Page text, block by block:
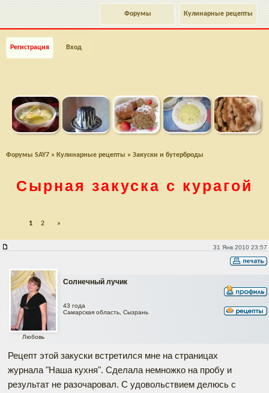
Кулинарные рецепты
Форумы
Регистрация Вход
Форумы SAY7 » Кулинарные рецепты » Закуски и бутерброды
Сырная закуска с курагой
1 2 »
31 Янв 2010 23:57
Солнечный лучик
Любовь
43 года
Самарская область, Сызрань
Рецепт этой закуски встретился мне на страницах
журнала "Наша кухня". Сделала немножко на пробу и
результат не разочаровал. С удовольствием делюсь с